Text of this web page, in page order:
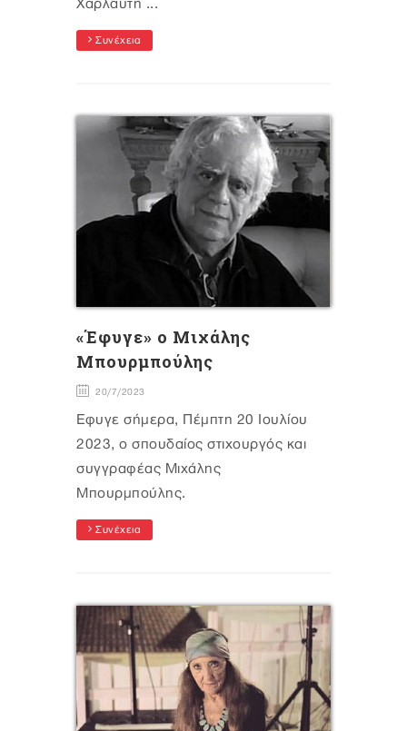
Χαρλαύτη ...
Συνέχεια
«Έφυγε» ο Μιχάλης
Μπουρμπούλης
20/7/2023
Έφυγε σήμερα, Πέμπτη 20 Ιουλίου
2023, ο σπουδαίος στιχουργός και
συγγραφέας Μιχάλης
Μπουρμπούλης.
Συνέχεια